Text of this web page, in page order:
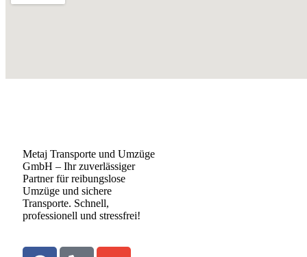
Metaj Transporte und Umzüge
GmbH – Ihr zuverlässiger
Partner für reibungslose
Umzüge und sichere
Transporte. Schnell,
professionell und stressfrei!